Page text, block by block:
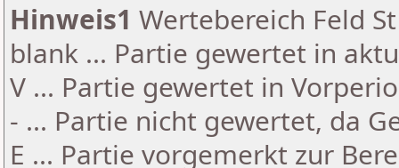
Hinweis1 Wertebereich Feld
blank ... Partie gewertet in
V ... Partie gewertet in
- ... Partie nicht gewertet, da
E ... Partie vorgemerkt zur